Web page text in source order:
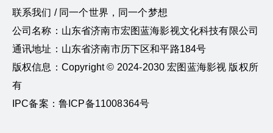
联系我们 / 同一个世界，同一个梦想
公司名称：山东省济南市宏图蓝海影视文化科技有限公司
通讯地址：山东省济南市历下区和平路184号
版权信息：Copyright © 2024-2030 宏图蓝海影视 版权所
有
IPC备案：鲁ICP备11008364号